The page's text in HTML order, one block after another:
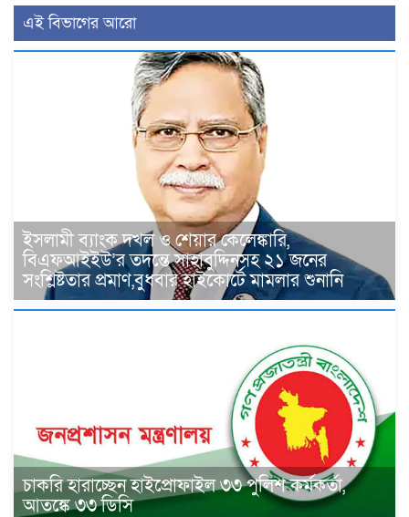
এই বিভাগের আরো
ইসলামী ব্যাংক দখল ও শেয়ার কেলেঙ্কারি,
বিএফআইইউ’র তদন্তে সাহাবুদ্দিনসহ ২১ জনের
সংশ্লিষ্টতার প্রমাণ,বুধবার হাইকোর্টে মামলার শুনানি
চাকরি হারাচ্ছেন হাইপ্রোফাইল ৩৩ পুলিশ কর্মকর্তা,
আতঙ্কে ৩৩ ডিসি